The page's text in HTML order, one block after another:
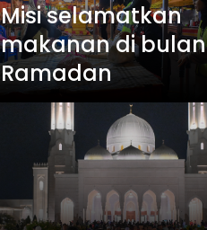
Misi selamatkan
makanan di bulan
Ramadan